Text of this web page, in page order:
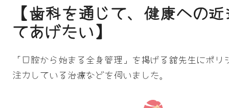
【歯科を通じて、健康への
てあげたい】
「口腔から始まる全身管理」を掲げる舘先生にポリ
注力している治療などを伺いました。